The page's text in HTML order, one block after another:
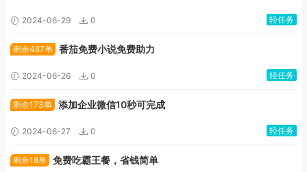
2024-06-29 0 轻任务
剩余487单 番茄免费小说免费助力
2024-06-26 0 轻任务
剩余173单 添加企业微信10秒可完成
2024-06-27 0 轻任务
剩余18单 免费吃霸王餐，省钱简单